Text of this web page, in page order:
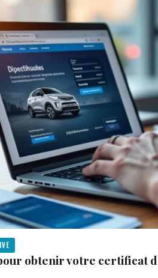
obtenir votre certificat